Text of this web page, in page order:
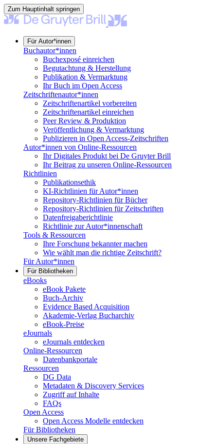
Zum Hauptinhalt springen
Für Autor*innen
Buchautor*innen
Buchexposé einreichen
Begutachtung & Herstellung
Publikation & Vermarktung
Ihr Buch im Open Access
Zeitschriftenautor*innen
Zeitschriftenartikel vorbereiten
Zeitschriftenartikel einreichen
Peer Review & Produktion
Veröffentlichung & Vermarktung
Publizieren in Open Access-Zeitschriften
Autor*innen von Online-Ressourcen
Ihr Digitales Produkt bei De Gruyter Brill
Ihr Beitrag zu unseren Online-Ressourcen
Richtlinien
Publikationsethik
KI-Richtlinien für Autor*innen
Repository-Richtlinien für Bücher
Repository-Richtlinien für Zeitschriften
Datenfreigaberichtlinie
Richtlinie zur Autor*innenschaft
Tools & Ressourcen
Ihre Forschung bekannter machen
Wie wählt man die richtige Zeitschrift?
Für Autor*innen
Für Bibliotheken
eBooks
eBook Pakete
Buch-Archiv
Evidence Based Acquisition
Akademie-Verlag Bucharchiv
eBook-Preise
eJournals
eJournals entdecken
Online-Ressourcen
Datenbankportale
Ressourcen
DG Data
Metadaten & Discovery Services
Zugriff auf Inhalte
FAQs
Open Access
Open Access Modelle entdecken
Für Bibliotheken
Unsere Fachgebiete